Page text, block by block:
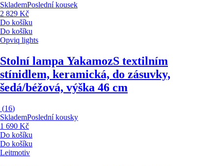
SklademPoslední kousek
2 829 Kč
Do košíku
Do košíku
Opviq lights
Stolní lampa YakamozS textilním
stínidlem, keramická, do zásuvky,
šedá/béžová, výška 46 cm
(16)
SklademPoslední kousky
1 690 Kč
Do košíku
Do košíku
Leitmotiv